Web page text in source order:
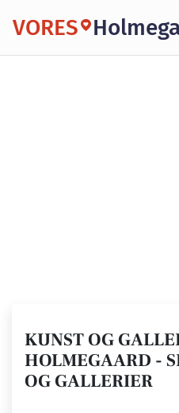
VORES
KUNST OG
HOLMEGAARD -
OG GALLERIER